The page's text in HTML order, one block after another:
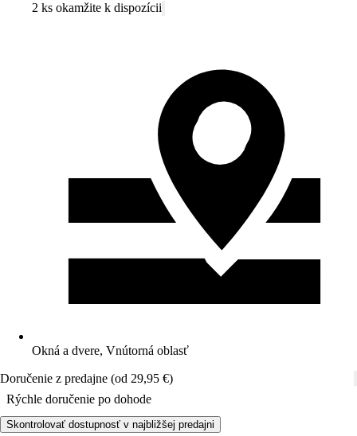
2 ks okamžite k dispozícii
Okná a dvere, Vnútorná oblasť
Doručenie z predajne (od 29,95 €)
Rýchle doručenie po dohode
Skontrolovať dostupnosť v najbližšej predajni